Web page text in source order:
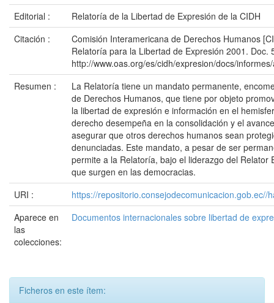
Editorial :
Relatoría de la Libertad de Expresión de la CIDH
Citación :
Comisión Interamericana de Derechos Humanos
Relatoría para la Libertad de Expresión 2001. Doc.
http://www.oas.org/es/cidh/expresion/docs/
Resumen :
La Relatoría tiene un mandato permanente,
de Derechos Humanos, que tiene por objeto
la libertad de expresión e información en el
derecho desempeña en la consolidación y el
asegurar que otros derechos humanos sean
denunciadas. Este mandato, a pesar de ser
permite a la Relatoría, bajo el liderazgo del Relator
que surgen en las democracias.
URI :
https://repositorio.consejodecomunicacion.gob.ec//
Aparece en
las
colecciones:
Documentos internacionales sobre libertad de
Ficheros en este ítem: